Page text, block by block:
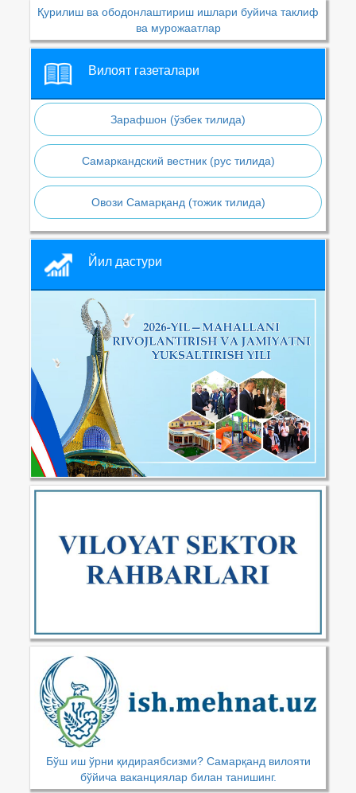
Қурилиш ва ободонлаштириш ишлари буйича таклиф
ва мурожаатлар
Вилоят газеталари
Зарафшон (ўзбек тилида)
Самаркандский вестник (рус тилида)
Овози Самарқанд (тожик тилида)
Йил дастури
Бўш иш ўрни қидираябсизми? Самарқанд вилояти
бўйича ваканциялар билан танишинг.